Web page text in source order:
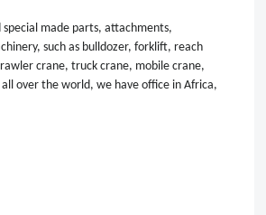
made parts, attachments,
such as bulldozer, forklift, reach
crane, truck crane, mobile crane,
over the world, we have office in Africa,